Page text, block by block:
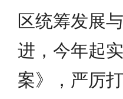
区统筹发展
进，今年起
案》，严厉